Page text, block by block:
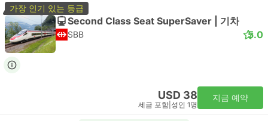
가장 인기 있는 등급
Second Class Seat SuperSaver | 기차
SBB 5.0
USD 38
세금 포함 성인 1명
지금 예약